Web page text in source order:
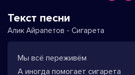
Текст песни
Алик Айрапетов - Сигарета
Мы всё переживём
А иногда помогает сигарета